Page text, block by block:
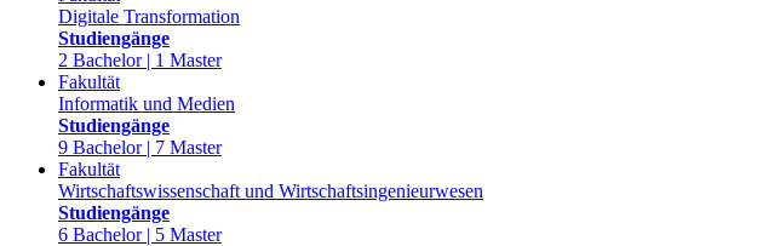
Digitale Transformation
Studiengänge
2 Bachelor | 1 Master
Fakultät
Informatik und Medien
Studiengänge
9 Bachelor | 7 Master
Fakultät
Wirtschaftswissenschaft und Wirtschaftsingenieurwesen
Studiengänge
6 Bachelor | 5 Master